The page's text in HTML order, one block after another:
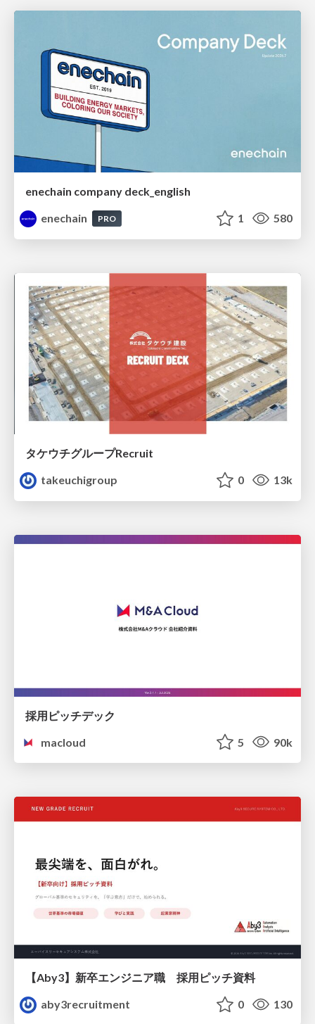
enechain company deck_english
enechain
PRO 1 580
タケウチグループRecruit
takeuchigroup
0 13k
採用ピッチデック
macloud
5 90k
【Aby3】新卒エンジニア職 採用ピッチ資料
aby3recruitment
0 130